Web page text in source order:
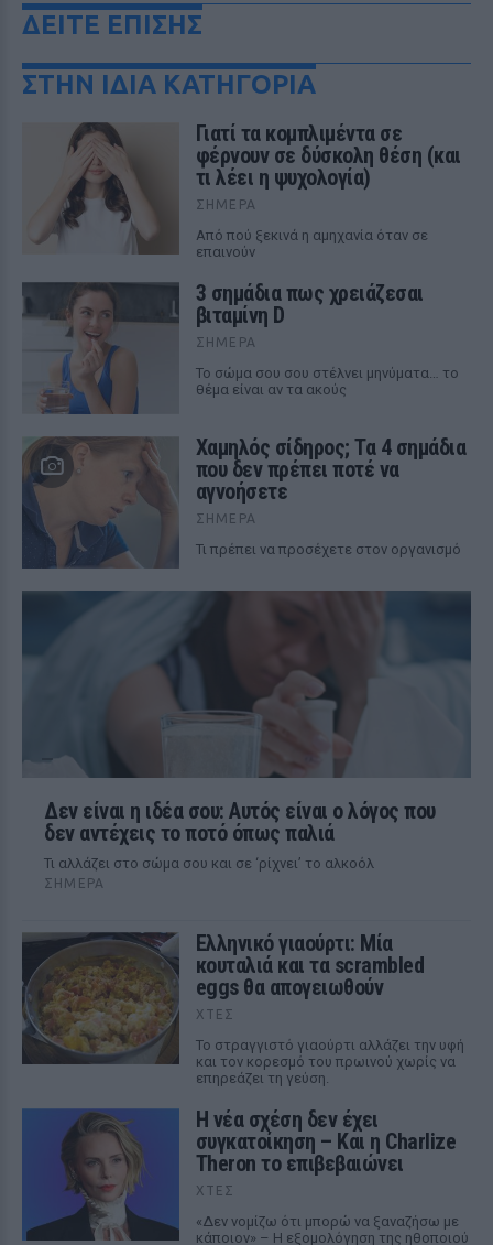
ΔΕΙΤΕ ΕΠΙΣΗΣ
ΣΤΗΝ ΙΔΙΑ ΚΑΤΗΓΟΡΙΑ
Γιατί τα κομπλιμέντα σε
φέρνουν σε δύσκολη θέση (και
τι λέει η ψυχολογία)
ΣΉΜΕΡΑ
Από πού ξεκινά η αμηχανία όταν σε
επαινούν
3 σημάδια πως χρειάζεσαι
βιταμίνη D
ΣΉΜΕΡΑ
Το σώμα σου σου στέλνει μηνύματα… το
θέμα είναι αν τα ακούς
Χαμηλός σίδηρος; Τα 4 σημάδια
που δεν πρέπει ποτέ να
αγνοήσετε
ΣΉΜΕΡΑ
Τι πρέπει να προσέχετε στον οργανισμό
Δεν είναι η ιδέα σου: Αυτός είναι ο λόγος που
δεν αντέχεις το ποτό όπως παλιά
Τι αλλάζει στο σώμα σου και σε ‘ρίχνει’ το αλκοόλ
ΣΉΜΕΡΑ
Ελληνικό γιαούρτι: Μία
κουταλιά και τα scrambled
eggs θα απογειωθούν
ΧΤΕΣ
Το στραγγιστό γιαούρτι αλλάζει την υφή
και τον κορεσμό του πρωινού χωρίς να
επηρεάζει τη γεύση.
Η νέα σχέση δεν έχει
συγκατοίκηση – Και η Charlize
Theron το επιβεβαιώνει
ΧΤΕΣ
«Δεν νομίζω ότι μπορώ να ξαναζήσω με
κάποιον» – Η εξομολόγηση της ηθοποιού